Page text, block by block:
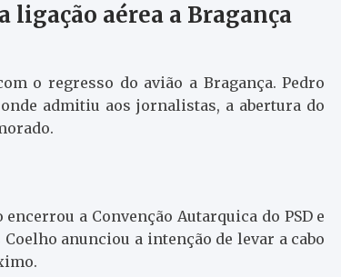
ligação aérea a Bragança
o regresso do avião a Bragança. Pedro
admitiu aos jornalistas, a abertura do
a Convenção Autarquica do PSD e
Coelho anunciou a intenção de levar a cabo